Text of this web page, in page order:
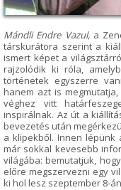
Mándli Endre Vazul, a
társkurátora szerint a
ismert képet a
rajzolódik ki róla,
történetek egyszerre
hanem azt is
véghez vitt
inspirálnak. Az út a
bevezetés után
a klipekből. Innen lépünk
már sokkal kevesebb
világába: bemutatjuk,
előre megszervezni egy
ki hol lesz szeptember 8-